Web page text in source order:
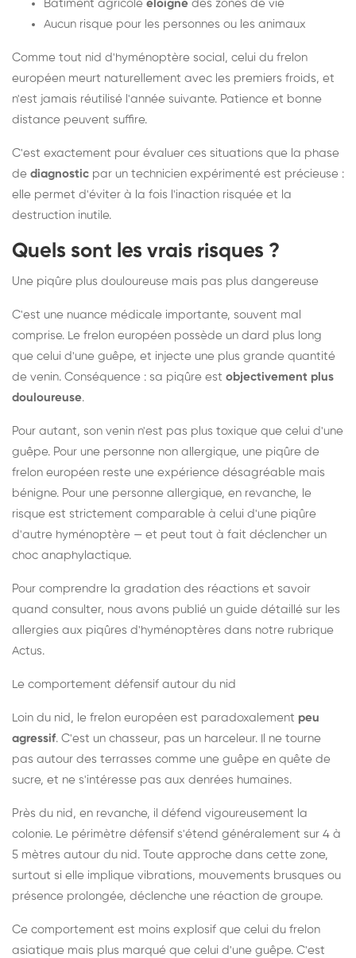
Bâtiment agricole éloigné des zones de vie
Aucun risque pour les personnes ou les animaux
Comme tout nid d'hyménoptère social, celui du frelon
européen meurt naturellement avec les premiers froids, et
n'est jamais réutilisé l'année suivante. Patience et bonne
distance peuvent suffire.
C'est exactement pour évaluer ces situations que la phase
de diagnostic par un technicien expérimenté est précieuse :
elle permet d'éviter à la fois l'inaction risquée et la
destruction inutile.
Quels sont les vrais risques ?
Une piqûre plus douloureuse mais pas plus dangereuse
C'est une nuance médicale importante, souvent mal
comprise. Le frelon européen possède un dard plus long
que celui d'une guêpe, et injecte une plus grande quantité
de venin. Conséquence : sa piqûre est objectivement plus
douloureuse.
Pour autant, son venin n'est pas plus toxique que celui d'une
guêpe. Pour une personne non allergique, une piqûre de
frelon européen reste une expérience désagréable mais
bénigne. Pour une personne allergique, en revanche, le
risque est strictement comparable à celui d'une piqûre
d'autre hyménoptère — et peut tout à fait déclencher un
choc anaphylactique.
Pour comprendre la gradation des réactions et savoir
quand consulter, nous avons publié un guide détaillé sur les
allergies aux piqûres d'hyménoptères dans notre rubrique
Actus.
Le comportement défensif autour du nid
Loin du nid, le frelon européen est paradoxalement peu
agressif. C'est un chasseur, pas un harceleur. Il ne tourne
pas autour des terrasses comme une guêpe en quête de
sucre, et ne s'intéresse pas aux denrées humaines.
Près du nid, en revanche, il défend vigoureusement la
colonie. Le périmètre défensif s'étend généralement sur 4 à
5 mètres autour du nid. Toute approche dans cette zone,
surtout si elle implique vibrations, mouvements brusques ou
présence prolongée, déclenche une réaction de groupe.
Ce comportement est moins explosif que celui du frelon
asiatique mais plus marqué que celui d'une guêpe. C'est